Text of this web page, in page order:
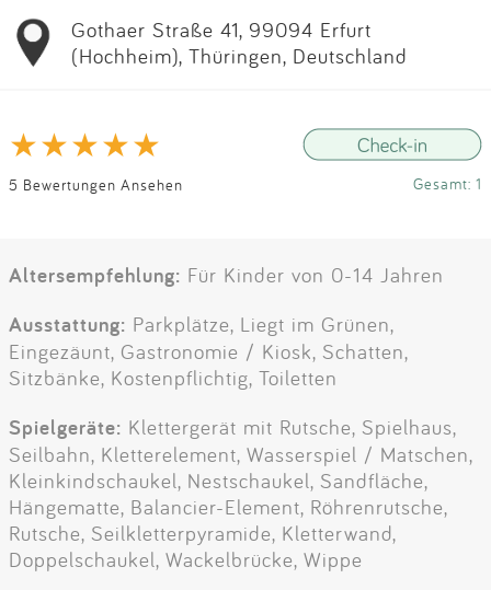
Gothaer Straße 41, 99094 Erfurt
(Hochheim), Thüringen, Deutschland
5 Bewertungen Ansehen Gesamt: 1
Altersempfehlung: Für Kinder von 0-14 Jahren
Ausstattung: Parkplätze, Liegt im Grünen,
Eingezäunt, Gastronomie / Kiosk, Schatten,
Sitzbänke, Kostenpflichtig, Toiletten
Spielgeräte: Klettergerät mit Rutsche, Spielhaus,
Seilbahn, Kletterelement, Wasserspiel / Matschen,
Kleinkindschaukel, Nestschaukel, Sandfläche,
Hängematte, Balancier-Element, Röhrenrutsche,
Rutsche, Seilkletterpyramide, Kletterwand,
Doppelschaukel, Wackelbrücke, Wippe